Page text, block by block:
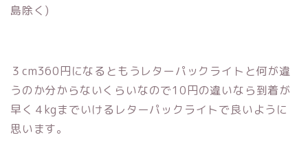
島除く)
３cm360円になるともうレターパックライトと何が違
うのか分からないくらいなので10円の違いなら到着が
早く４kgまでいけるレターパックライトで良いように
思います。